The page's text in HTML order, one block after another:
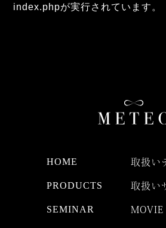
index.phpが実行されています。
HOME
PRODUCTS
SEMINAR
取扱い
取扱い
MOVIE